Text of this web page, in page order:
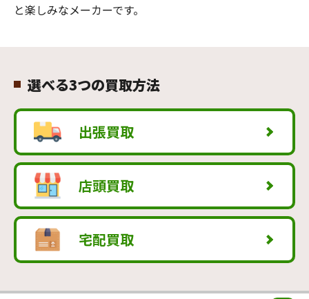
と楽しみなメーカーです。
選べる3つの買取方法
出張買取
店頭買取
宅配買取